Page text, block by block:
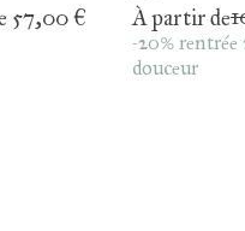
57,00 € À partir de
Prix original
Prix
-20% rentrée
douceur